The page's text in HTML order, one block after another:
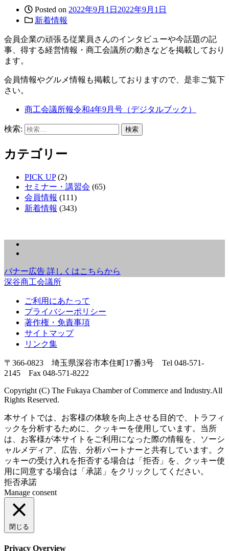
Posted on 2022年9月1日 2022年9月1日
新着情報
会員企業の頑張る従業員さんのインタビューや今話題の記
事、得する経営情報・商工会議所の動きなどを掲載しており
ます。
会員情報やグルメ情報も掲載しておりますので、是非ご覧下
さい。
商工会議所報令和4年9月号（デジタルブック）
検索:
カテゴリー
PICK UP(2)
セミナー・講習会 (65)
会員情報 (111)
新着情報 (343)
バナー広告 詳しくはこちらから
深谷商工会議所
ご利用にあたって
プライバシーポリシー
著作権・免責事項
サイトマップ
リンク集
〒366-0823 埼玉県深谷市本住町17番3号 Tel 048-571-
2145 Fax 048-571-8222
Copyright (C) The Fukaya Chamber of Commerce and Industry.All
Rights Reserved.
本サイトでは、お客様の体験を向上させる目的で、トラフィ
ックを分析するために、クッキーを使用しています。当所
は、お客様が本サイトをご利用になった際の情報を、ソーシ
ャルメディア、広告、分析パートナーと共有しています。ク
ッキーの受け入れを拒否する場合は「拒否」を、クッキー使
用に同意する場合は「承諾」をクリックしてください。
拒否承諾
Manage consent
閉じる
Privacy Overview